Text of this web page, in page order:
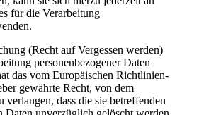
für die Verarbeitung
(Recht auf Vergessen werden)
personenbezogener Daten
das vom Europäischen Richtlinien-
gewährte Recht, von dem
verlangen, dass die sie betreffenden